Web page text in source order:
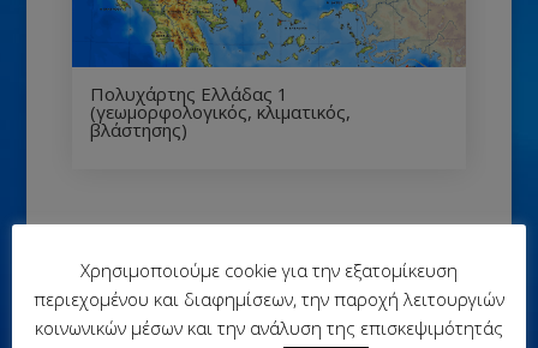
Πολυχάρτης Ελλάδας 1
(γεωμορφολογικός, κλιματικός,
βλάστησης)
Χρησιμοποιούμε cookie για την εξατομίκευση
περιεχομένου και διαφημίσεων, την παροχή λειτουργιών
κοινωνικών μέσων και την ανάλυση της επισκεψιμότητάς